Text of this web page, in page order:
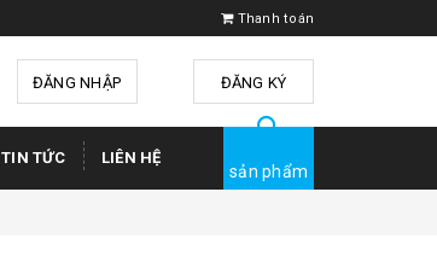
Thanh toán
ĐĂNG NHẬP ĐĂNG KÝ
TIN TỨC LIÊN HỆ
sản phẩm